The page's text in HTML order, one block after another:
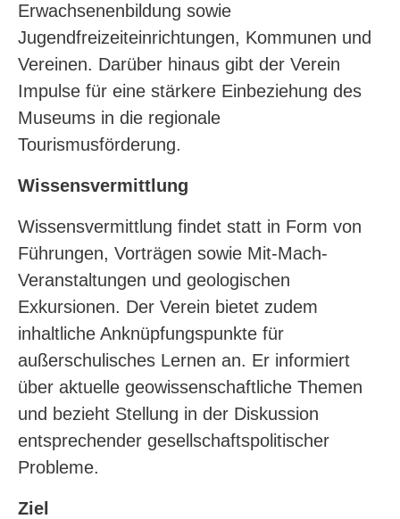
Erwachsenenbildung sowie
Jugendfreizeiteinrichtungen, Kommunen und
Vereinen. Darüber hinaus gibt der Verein
Impulse für eine stärkere Einbeziehung des
Museums in die regionale
Tourismusförderung.
Wissensvermittlung
Wissensvermittlung findet statt in Form von
Führungen, Vorträgen sowie Mit-Mach-
Veranstaltungen und geologischen
Exkursionen. Der Verein bietet zudem
inhaltliche Anknüpfungspunkte für
außerschulisches Lernen an. Er informiert
über aktuelle geowissenschaftliche Themen
und bezieht Stellung in der Diskussion
entsprechender gesellschaftspolitischer
Probleme.
Ziel